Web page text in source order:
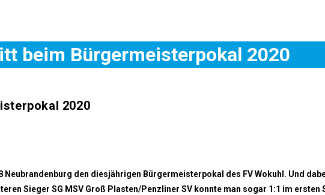
beim Bürgermeisterpokal 2020
2020
Neubrandenburg den diesjährigen Bürgermeisterpokal des FV Wokuhl. Und
Sieger SG MSV Groß Plasten/Penzliner SV konnte man sogar 1:1 im ersten